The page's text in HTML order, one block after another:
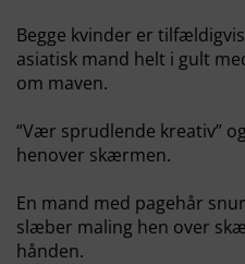
Begge kvinder er
asiatisk mand helt i gult
om maven.
“Vær sprudlende kreativ”
henover skærmen.
En mand med pagehår
slæber maling hen over
hånden.